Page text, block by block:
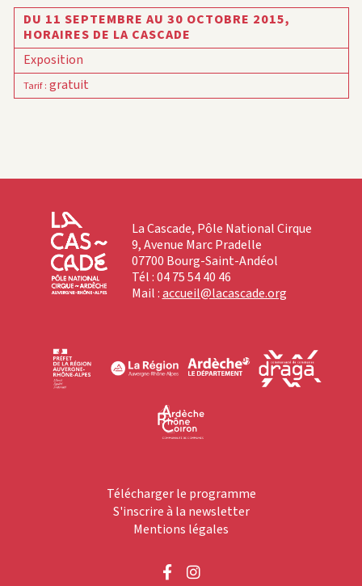
DU 11 SEPTEMBRE AU 30 OCTOBRE 2015,
HORAIRES DE LA CASCADE
Exposition
Tarif: gratuit
La Cascade, Pôle National Cirque
9, Avenue Marc Pradelle
07700 Bourg-Saint-Andéol
Tél : 04 75 54 40 46
Mail :accueil@lacascade.org
Télécharger le programme
S'inscrire à la newsletter
Mentions légales